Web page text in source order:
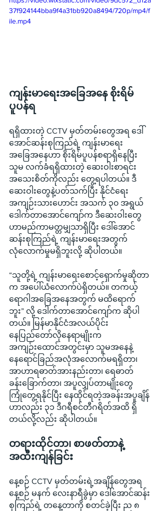
37f924144bba9f4a31bb920a8494/720p/mp4/f
ile.mp4
ကျန်းမာရေးအခြေအနေ စိုးရိမ်
ပူပန်ရ
ရရှိထားတဲ့ CCTV မှတ်တမ်းတွေအရ ဒေါ်
အောင်ဆန်းစုကြည်ရဲ့ ကျန်းမာရေး
အခြေအနေဟာ စိုးရိမ်ပူပန်စရာရှိနေပြီး
သူမ လက်ခံရရှိထားတဲ့ ဆေးဝါးစာရင်း
အသေးစိတ်ကိုလည်း တွေ့ရပါတယ်။ ဒီ
ဆေးဝါးတွေနဲ့ပတ်သက်ပြီး နိုင်ငံရေး
အကျဉ်းသားဟောင်း အသက် ၃၀ အရွယ်
ဒေါက်တာအောင်ကျော်က ဒီဆေးဝါးတွေ
ဟာမည်ကာမတ္တမျှသာရှိပြီး ဒေါ်အောင်
ဆန်းစုကြည်ရဲ့ ကျန်းမာရေးအတွက်
လုံလောက်မှုမရှိဘူးလို့ ဆိုပါတယ်။
“သူတို့ရဲ့ ကျန်းမာရေးစောင့်ရှောက်မှုဆိုတာ
က အပေါ်ယံလောက်ပဲရှိတယ်။ တကယ့်
ရောဂါအခြေအနေအတွက် မထိရောက်
ဘူး” လို့ ဒေါက်တာအောင်ကျော်က ဆိုပါ
တယ်။ မြန်မာနိုင်ငံအလယ်ပိုင်း
နေပြည်တော်လိုနေရာမျိုးက
အကျဉ်းထောင်အတွင်းမှာ သူမအနေနဲ့
နေရောင်ခြည်အလုံအလောက်မရရှိတာ၊
အာဟာရဓာတ်အားနည်းတာ၊ ရေဓာတ်
ခန်းခြောက်တာ၊ အပူလျှပ်တာမျိုးတွေ
ကြုံတွေ့ရနိုင်ပြီး နေထိုင်ရတဲ့အခန်းအပူချိန်
ဟာလည်း ၃၁ ဒီဂရီစင်တီဂရိတ်အထိ ရှိ
တယ်လို့လည်း ဆိုပါတယ်။
တရားထိုင်တာ၊ စာဖတ်တာနဲ့
အထီးကျန်ခြင်း
နေ့စဉ် CCTV မှတ်တမ်းရဲ့အချိန်တွေအရ
နေ့စဉ် မနက် လေးနာရီခွဲမှာ ဒေါ်အောင်ဆန်း
စုကြည်ရဲ့ တနေ့တာကို စတင်ခဲ့ပြီး ည ၈